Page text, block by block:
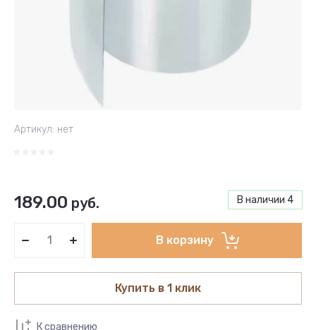
Артикул: нет
В наличии 4
189.00 руб.
В корзину
Купить в 1 клик
К сравнению